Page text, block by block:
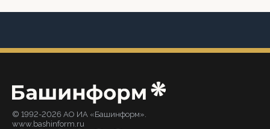
© 1992-2026 АО ИА «Башинформ».
www.bashinform.ru